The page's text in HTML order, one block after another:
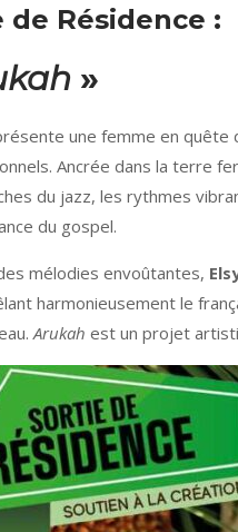
de Résidence :
»
une femme en quête
Ancrée dans la terre
du jazz, les rythmes
du gospel.
mélodies envoûtantes,
harmonieusement le
Arukah est un projet